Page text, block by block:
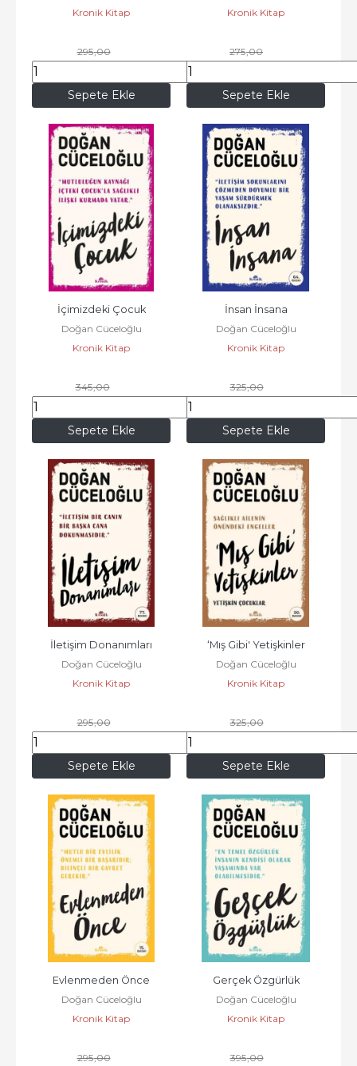
Sepete Ekle
Kronik Kitap
295,00
221,25
Sepete Ekle
Kronik Kitap
275,00
206,25
Sepete Ekle
İçimizdeki Çocuk
Doğan Cüceloğlu
Kronik Kitap
345,00
258,75
Sepete Ekle
İnsan İnsana
Doğan Cüceloğlu
Kronik Kitap
325,00
243,75
Sepete Ekle
İletişim Donanımları
Doğan Cüceloğlu
Kronik Kitap
295,00
221,25
Sepete Ekle
‘Mış Gibi' Yetişkinler
Doğan Cüceloğlu
Kronik Kitap
325,00
243,75
Evlenmeden Önce
Doğan Cüceloğlu
Kronik Kitap
295,00
Gerçek Özgürlük
Doğan Cüceloğlu
Kronik Kitap
395,00